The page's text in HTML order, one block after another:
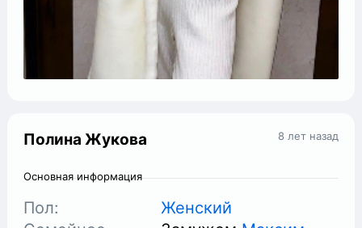
8 лет назад
Полина Жукова
Основная информация
Пол:
Женский